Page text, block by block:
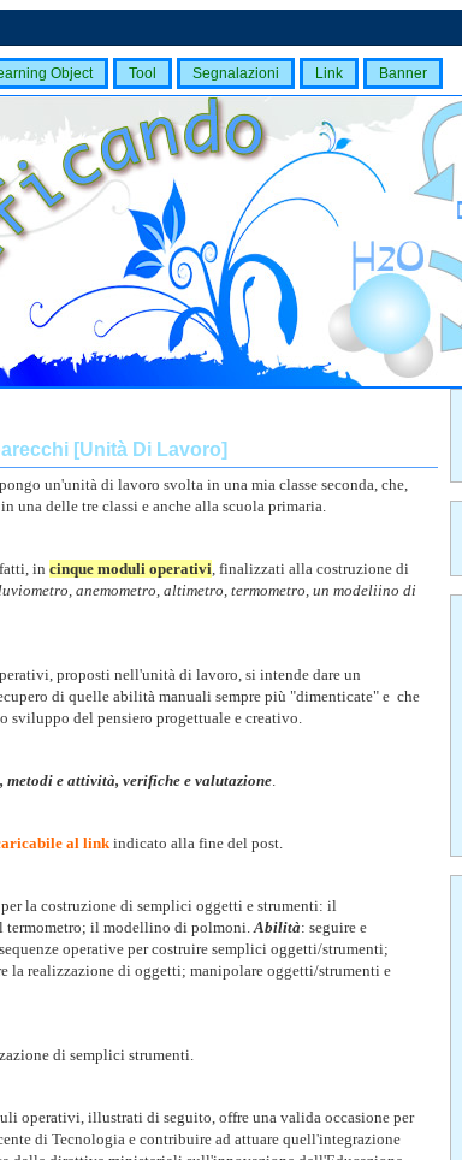
Object Tool Segnalazioni Link Banner
[Unità Di Lavoro]
un'unità di lavoro svolta in una mia classe seconda, che,
una delle tre classi e anche alla scuola primaria.
in cinque moduli operativi, finalizzati alla costruzione di
anemometro, altimetro, termometro, un modeliino di
proposti nell'unità di lavoro, si intende dare un
di quelle abilità manuali sempre più "dimenticate" e che
sviluppo del pensiero progettuale e creativo.
e attività, verifiche e valutazione.
al linkindicato alla fine del post.
la costruzione di semplici oggetti e strumenti: il
termometro; il modellino di polmoni.Abilità: seguire e
operative per costruire semplici oggetti/strumenti;
la realizzazione di oggetti; manipolare oggetti/strumenti e
di semplici strumenti.
operativi, illustrati di seguito, offre una valida occasione per
di Tecnologia e contribuire ad attuare quell'integrazione